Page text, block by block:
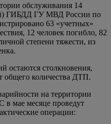
обслуживания 14
ГИБДД ГУ МВД России по
63 «учетных»
12 человек погибло, 82
степени тяжести, из
остаются столкновения,
общего количества ДТП.
на территории
в мае месяце проведут
операции: